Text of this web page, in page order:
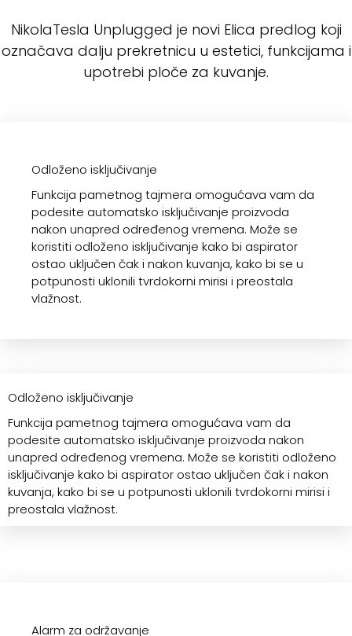
NikolaTesla Unplugged je novi Elica predlog koji
označava dalju prekretnicu u estetici, funkcijama i
upotrebi ploče za kuvanje.
Odloženo isključivanje
Funkcija pametnog tajmera omogućava vam da
podesite automatsko isključivanje proizvoda
nakon unapred određenog vremena. Može se
koristiti odloženo isključivanje kako bi aspirator
ostao uključen čak i nakon kuvanja, kako bi se u
potpunosti uklonili tvrdokorni mirisi i preostala
vlažnost.
Odloženo isključivanje
Funkcija pametnog tajmera omogućava vam da
podesite automatsko isključivanje proizvoda nakon
unapred određenog vremena. Može se koristiti odloženo
isključivanje kako bi aspirator ostao uključen čak i nakon
kuvanja, kako bi se u potpunosti uklonili tvrdokorni mirisi i
preostala vlažnost.
Alarm za održavanje